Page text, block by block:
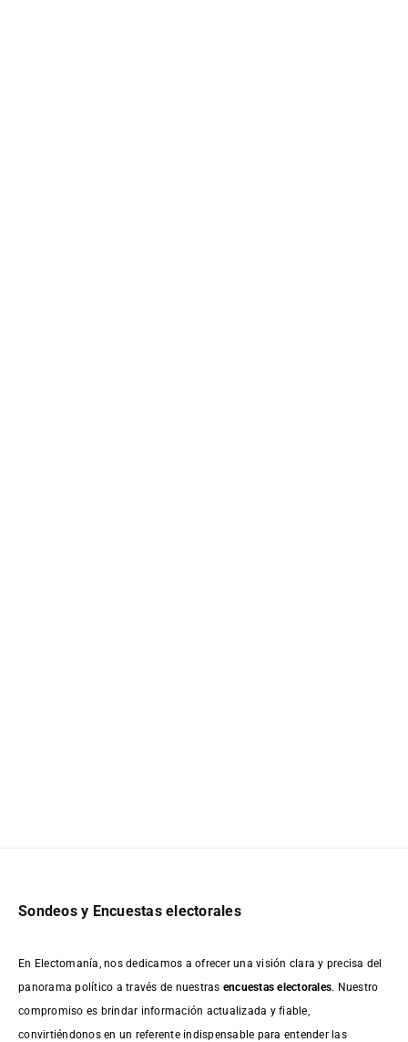
Sondeos y Encuestas electorales
En Electomanía, nos dedicamos a ofrecer una visión clara y precisa del
panorama político a través de nuestras encuestas electorales. Nuestro
compromiso es brindar información actualizada y fiable,
convirtiéndonos en un referente indispensable para entender las